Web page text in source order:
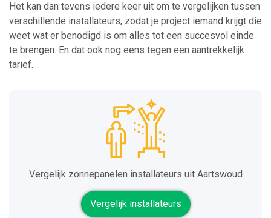
Het kan dan tevens iedere keer uit om te vergelijken tussen
verschillende installateurs, zodat je project iemand krijgt die
weet wat er benodigd is om alles tot een succesvol einde
te brengen. En dat ook nog eens tegen een aantrekkelijk
tarief.
Vergelijk zonnepanelen installateurs uit Aartswoud
Vergelijk installateurs